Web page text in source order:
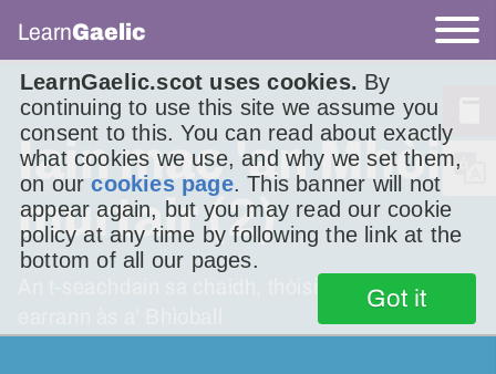
LearnGaelic.scot uses cookies. By
continuing to use this site we assume you
consent to this. You can read about exactly
what cookies we use, and why we set them,
on ourcookies page. This banner will not
appear again, but you may read our cookie
policy at any time by following the link at the
bottom of all our pages.
Got it
LearnGaelic
Iain mac 'an Mhòir,
murtair (2)
An t-seachdain sa chaidh, thòisich mi an Litir le